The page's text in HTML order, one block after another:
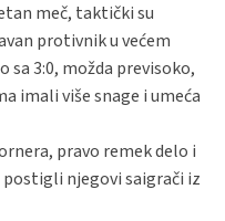
meč, taktički su
protivnik u većem
sa 3:0, možda previsoko,
imali više snage i umeća
pravo remek delo i
njegovi saigrači iz